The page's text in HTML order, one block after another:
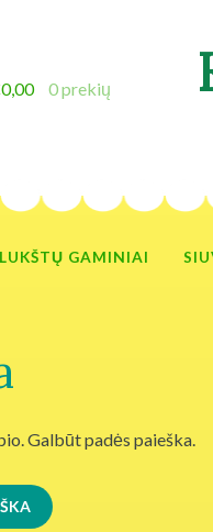
0,00 0 prekių
GAMINIAI
Galbūt padės paieška.